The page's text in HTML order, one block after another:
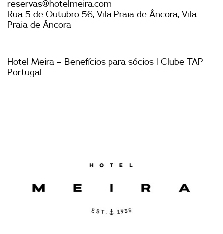
reservas@hotelmeira.com
Rua 5 de Outubro 56, Vila Praia de Âncora, Vila
Praia de Âncora
Hotel Meira – Benefícios para sócios | Clube TAP
Portugal